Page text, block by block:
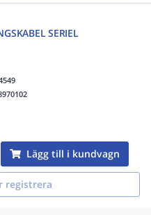
SERIEL
Lägg till i kundvagn
registrera